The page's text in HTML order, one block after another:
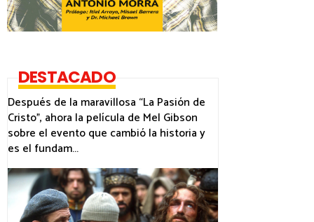
DESTACADO
Después de la maravillosa “La Pasión de
Cristo”, ahora la película de Mel Gibson
sobre el evento que cambió la historia y
es el fundam...